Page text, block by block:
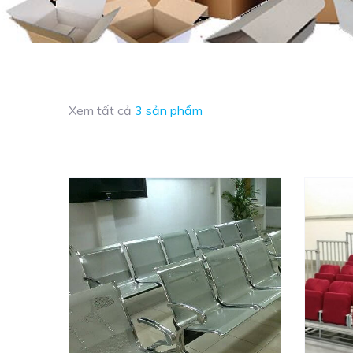
Xem tất cả 3 sản phẩm